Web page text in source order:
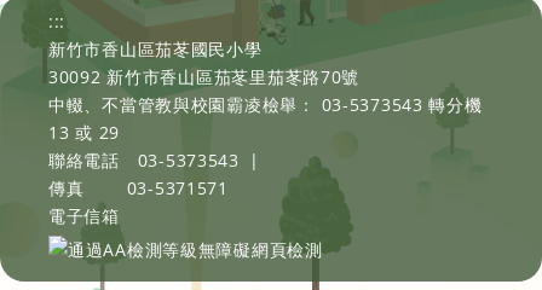
:::
新竹市香山區茄苳國民小學
30092 新竹市香山區茄苳里茄苳路70號
中輟、不當管教與校園霸凌檢舉： 03-5373543 轉分機
13 或 29
聯絡電話
03-5373543
|
傳真
03-5371571
電子信箱